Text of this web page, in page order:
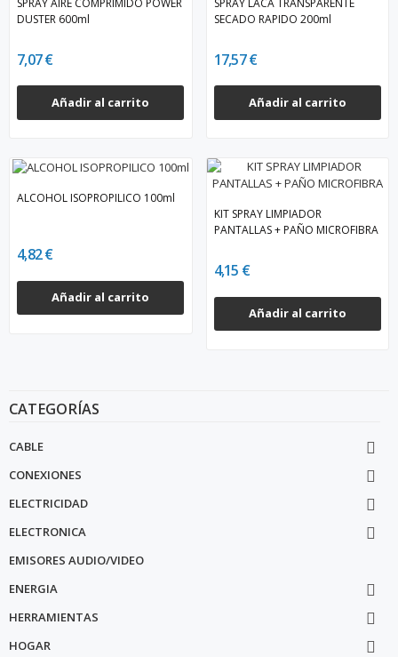
CATEGORÍAS
CABLE 
CONEXIONES 
ELECTRICIDAD 
ELECTRONICA 
EMISORES AUDIO/VIDEO
ENERGIA

HERRAMIENTAS 
HOGAR 
DUSTER 600ml
7,07 €
Añadir al carrito
SECADO RAPIDO 200ml
17,57 €
Añadir al carrito
ALCOHOL ISOPROPILICO 100ml
4,82 €
Añadir al carrito
KIT SPRAY LIMPIADOR
PANTALLAS + PAÑO MICROFIBRA
4,15 €
Añadir al carrito